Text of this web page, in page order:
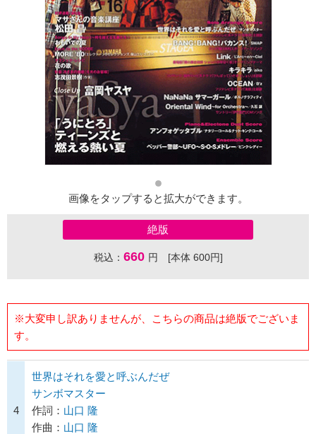
画像をタップすると拡大ができます。
絶版
税込： 660 円 [本体 600円]
※大変申し訳ありませんが、こちらの商品は絶版でございま
す。
4
世界はそれを愛と呼ぶんだぜ
サンボマスター
作詞： 山口 隆
作曲： 山口 隆